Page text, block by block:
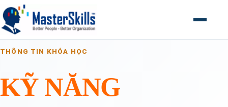
Mở menu
THÔNG TIN KHÓA HỌC
KỸ NĂNG